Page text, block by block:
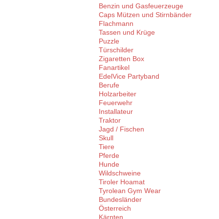
Benzin und Gasfeuerzeuge
Caps Mützen und Stirnbänder
Flachmann
Tassen und Krüge
Puzzle
Türschilder
Zigaretten Box
Fanartikel
EdelVice Partyband
Berufe
Holzarbeiter
Feuerwehr
Installateur
Traktor
Jagd / Fischen
Skull
Tiere
Pferde
Hunde
Wildschweine
Tiroler Hoamat
Tyrolean Gym Wear
Bundesländer
Österreich
Kärnten